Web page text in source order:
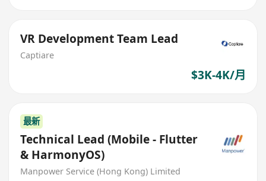
VR Development Team Lead
Captiare
$3K-4K/月
最新
Technical Lead (Mobile - Flutter
& HarmonyOS)
Manpower Service (Hong Kong) Limited